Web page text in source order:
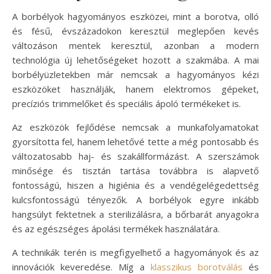
A borbélyok hagyományos eszközei, mint a borotva, olló
és fésű, évszázadokon keresztül meglepően kevés
változáson mentek keresztül, azonban a modern
technológia új lehetőségeket hozott a szakmába. A mai
borbélyüzletekben már nemcsak a hagyományos kézi
eszközöket használják, hanem elektromos gépeket,
precíziós trimmelőket és speciális ápoló termékeket is.
Az eszközök fejlődése nemcsak a munkafolyamatokat
gyorsította fel, hanem lehetővé tette a még pontosabb és
változatosabb haj- és szakállformázást. A szerszámok
minősége és tisztán tartása továbbra is alapvető
fontosságú, hiszen a higiénia és a vendégelégedettség
kulcsfontosságú tényezők. A borbélyok egyre inkább
hangsúlyt fektetnek a sterilizálásra, a bőrbarát anyagokra
és az egészséges ápolási termékek használatára.
A technikák terén is megfigyelhető a hagyományok és az
innovációk keveredése. Míg a klasszikus borotválás és